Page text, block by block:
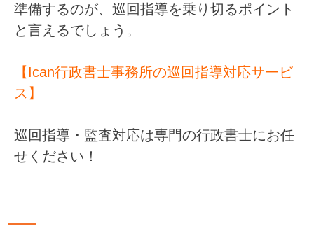
準備するのが、巡回指導を乗り切るポイント
と言えるでしょう。
【Ican行政書士事務所の巡回指導対応サービ
ス】
巡回指導・監査対応は専門の行政書士にお任
せください！